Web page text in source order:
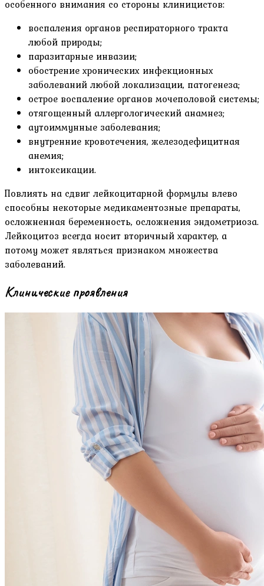
особенного внимания со стороны клиницистов:
воспаления органов респираторного тракта
любой природы;
паразитарные инвазии;
обострение хронических инфекционных
заболеваний любой локализации, патогенеза;
острое воспаление органов мочеполовой системы;
отягощенный аллергологический анамнез;
аутоиммунные заболевания;
внутренние кровотечения, железодефицитная
анемия;
интоксикации.
Повлиять на сдвиг лейкоцитарной формулы влево
способны некоторые медикаментозные препараты,
осложненная беременность, осложнения эндометриоза.
Лейкоцитоз всегда носит вторичный характер, а
потому может являться признаком множества
заболеваний.
Клинические проявления